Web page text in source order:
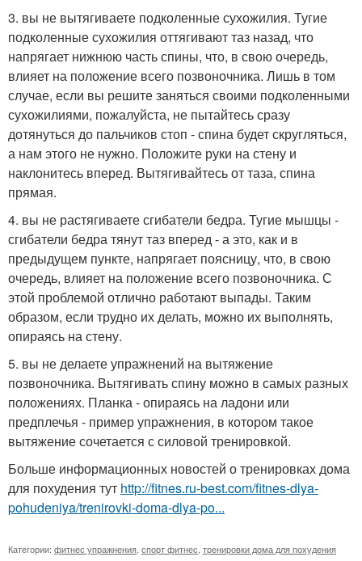
3. вы не вытягиваете подколенные сухожилия. Тугие
подколенные сухожилия оттягивают таз назад, что
напрягает нижнюю часть спины, что, в свою очередь,
влияет на положение всего позвоночника. Лишь в том
случае, если вы решите заняться своими подколенными
сухожилиями, пожалуйста, не пытайтесь сразу
дотянуться до пальчиков стоп - спина будет скругляться,
а нам этого не нужно. Положите руки на стену и
наклонитесь вперед. Вытягивайтесь от таза, спина
прямая.
4. вы не растягиваете сгибатели бедра. Тугие мышцы -
сгибатели бедра тянут таз вперед - а это, как и в
предыдущем пункте, напрягает поясницу, что, в свою
очередь, влияет на положение всего позвоночника. С
этой проблемой отлично работают выпады. Таким
образом, если трудно их делать, можно их выполнять,
опираясь на стену.
5. вы не делаете упражнений на вытяжение
позвоночника. Вытягивать спину можно в самых разных
положениях. Планка - опираясь на ладони или
предплечья - пример упражнения, в котором такое
вытяжение сочетается с силовой тренировкой.
Больше информационных новостей о тренировках дома
для похудения тут http://fitnes.ru-best.com/fitnes-dlya-
pohudeniya/trenirovki-doma-dlya-po...
Категории: фитнес упражнения спорт фитнес тренировки дома для похудения